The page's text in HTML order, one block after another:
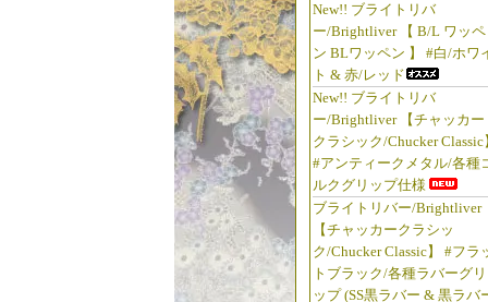
New!! ブライトリバ
ー/Brightliver 【 B/L ワッペ
ン BLワッペン 】 #白/ホワ
ト & 赤/レッド
New!! ブライトリバ
ー/Brightliver 【チャッカー
クラシック/Chucker Classic
#アンティークメタル/各種
ルクグリップ仕様
ブライトリバー/Brightliver
【チャッカークラシッ
ク/Chucker Classic】 #フラ
トブラック/各種ラバーグリ
ップ (SS黒ラバー & 黒ラバ